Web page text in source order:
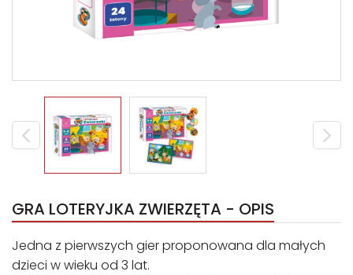
GRA LOTERYJKA ZWIERZĘTA - OPIS
Jedna z pierwszych gier proponowana dla małych
dzieci w wieku od 3 lat.